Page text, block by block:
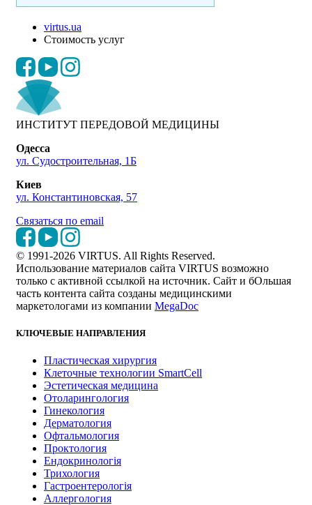
virtus.ua
Стоимость услуг
ИНСТИТУТ ПЕРЕДОВОЙ МЕДИЦИНЫ
Одесса
ул. Судостроительная, 1Б
Киев
ул. Константиновская, 57
Связаться по email
© 1991-2026 VIRTUS. All Rights Reserved.
Использование материалов сайта VIRTUS возможно
только с активной ссылкой на источник. Сайт и бОльшая
часть контента сайта созданы медицинскими
маркетологами из компании MegaDoc
КЛЮЧЕВЫЕ НАПРАВЛЕНИЯ
Пластическая хирургия
Клеточные технологии SmartCell
Эстетическая медицина
Отоларингология
Гинекология
Дерматология
Офтальмология
Проктология
Ендокринологія
Трихология
Гастроентерологія
Аллергология